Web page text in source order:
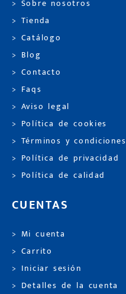
> Sobre nosotros
> Tienda
> Catálogo
> Blog
> Contacto
> Faqs
> Aviso legal
> Política de cookies
> Términos y condiciones
> Política de privacidad
> Política de calidad
CUENTAS
> Mi cuenta
> Carrito
> Iniciar sesión
> Detalles de la cuenta